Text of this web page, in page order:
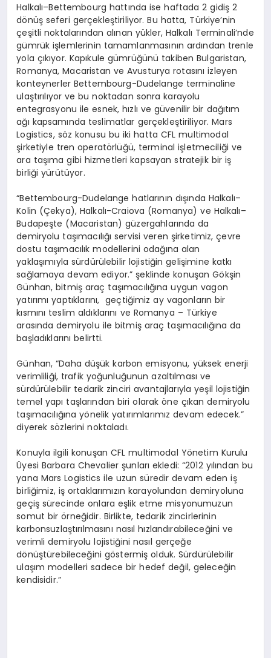
Halkalı–Bettembourg hattında ise haftada 2 gidiş 2
dönüş seferi gerçekleştiriliyor. Bu hatta, Türkiye’nin
çeşitli noktalarından alınan yükler, Halkalı Terminali’nde
gümrük işlemlerinin tamamlanmasının ardından trenle
yola çıkıyor. Kapıkule gümrüğünü takiben Bulgaristan,
Romanya, Macaristan ve Avusturya rotasını izleyen
konteynerler Bettembourg-Dudelange terminaline
ulaştırılıyor ve bu noktadan sonra karayolu
entegrasyonu ile esnek, hızlı ve güvenilir bir dağıtım
ağı kapsamında teslimatlar gerçekleştiriliyor. Mars
Logistics, söz konusu bu iki hatta CFL multimodal
şirketiyle tren operatörlüğü, terminal işletmeciliği ve
ara taşıma gibi hizmetleri kapsayan stratejik bir iş
birliği yürütüyor.
“Bettembourg-Dudelange hatlarının dışında Halkalı–
Kolin (Çekya), Halkalı-Craiova (Romanya) ve Halkalı–
Budapeşte (Macaristan) güzergahlarında da
demiryolu taşımacılığı servisi veren şirketimiz, çevre
dostu taşımacılık modellerini odağına alan
yaklaşımıyla sürdürülebilir lojistiğin gelişimine katkı
sağlamaya devam ediyor.” şeklinde konuşan Gökşin
Günhan, bitmiş araç taşımacılığına uygun vagon
yatırımı yaptıklarını, geçtiğimiz ay vagonların bir
kısmını teslim aldıklarını ve Romanya – Türkiye
arasında demiryolu ile bitmiş araç taşımacılığına da
başladıklarını belirtti.
Günhan, “Daha düşük karbon emisyonu, yüksek enerji
verimliliği, trafik yoğunluğunun azaltılması ve
sürdürülebilir tedarik zinciri avantajlarıyla yeşil lojistiğin
temel yapı taşlarından biri olarak öne çıkan demiryolu
taşımacılığına yönelik yatırımlarımız devam edecek.”
diyerek sözlerini noktaladı.
Konuyla ilgili konuşan CFL multimodal Yönetim Kurulu
Üyesi Barbara Chevalier şunları ekledi: “2012 yılından bu
yana Mars Logistics ile uzun süredir devam eden iş
birliğimiz, iş ortaklarımızın karayolundan demiryoluna
geçiş sürecinde onlara eşlik etme misyonumuzun
somut bir örneğidir. Birlikte, tedarik zincirlerinin
karbonsuzlaştırılmasını nasıl hızlandırabileceğini ve
verimli demiryolu lojistiğini nasıl gerçeğe
dönüştürebileceğini göstermiş olduk. Sürdürülebilir
ulaşım modelleri sadece bir hedef değil, geleceğin
kendisidir.”